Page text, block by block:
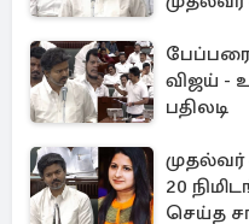
விஜய் -
பதிலடி
முதல்வர்
20
செய்த